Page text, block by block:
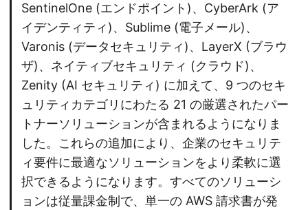
SentinelOne (エンドポイント)、CyberArk (ア
イデンティティ)、Sublime (電子メール)、
Varonis (データセキュリティ)、LayerX (ブラウ
ザ)、ネイティブセキュリティ (クラウド)、
Zenity (AI セキュリティ) に加えて、9 つのセキ
ュリティカテゴリにわたる 21 の厳選されたパー
トナーソリューションが含まれるようになりま
した。これらの追加により、企業のセキュリテ
ィ要件に最適なソリューションをより柔軟に選
択できるようになります。すべてのソリューシ
ョンは従量課金制で、単一の AWS 請求書が発